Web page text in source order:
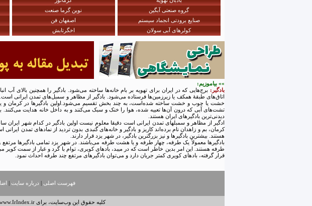
نوین گرما صنعت
اصفهان فن
اخگرتابش
گروه صنعتی آبگین
صنایع برودتی انجماد سیستم
کولرهای آبی سولان
»» بیاموزیم:
بادگیر: برج‌هایی که در ایران برای تهویه بر بام خانه‌ها ساخته می‌شود. بادگیر را همچنین بالای آب
اتاق‌های طبقهٔ همکف یا زیرزمین‌ها فرستاده می‌شود. بادگیر از مظاهر و سمبل‌های تمدن ایرانی
خشت یا چوب و خشت ساخته شده‌است، به چند بخش تقسیم می‌شود.اولین بادگیرها در کرمان و یزد
تشت‌های آبی که درون آن‌ها تعبیه شده، هوا را خنک و سبک می‌کنند و به داخل خانه هدایت می‌کنند.
دیدنی‌ترین بادگیرهای ایران هستند.
ادگیر از مظاهر و سمبلهای تمدن ایرانی است دقیقا معلوم نیست اولین بادگیر در کدام شهر
کرمان، بم و زاهدان نام برده‌اند کاریز و بادگیر و خانه‌های گنبدی بدون تردید از نمادهای تمدن
هستند. بیشترین بادگیرها و نیز بزرگترین بادگیر، در شهر یزد قرار دارند.
طرفه هستند. این امر بدین خاطر است که در میبد، بادهای کویری، توام با گرد و غبار از سمت
قرار گرفته، بادهای کویری کمتر جریان دارد و می‌توان بادگیرهای مرتفع چند طرفه احداث نمود.
فهرست اصلی | درباره سایت |
کلیه حقوق این وب‌سایت، برای www.IrIndex.ir محفوظ است. IrIndex ارتباطی با مالکین سایت‌های لیست‌شده ندارد.